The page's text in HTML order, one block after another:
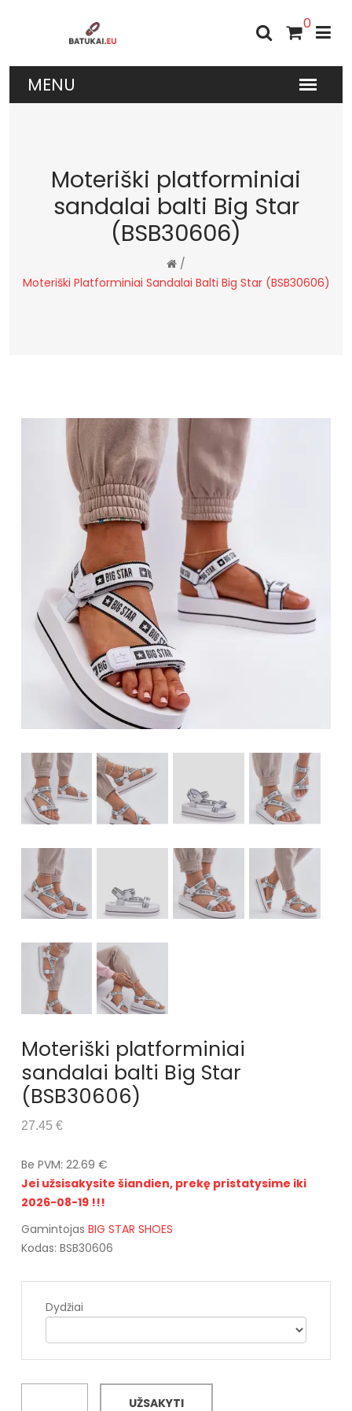
0
Moteriški platforminiai
sandalai balti Big Star
(BSB30606)
/
Moteriški Platforminiai Sandalai Balti Big Star (BSB30606)
Moteriški platforminiai
sandalai balti Big Star
(BSB30606)
27.45 €
Be PVM: 22.69 €
Jei užsisakysite šiandien, prekę pristatysime iki
2026-08-19 !!!
Gamintojas BIG STAR SHOES
Kodas: BSB30606
Dydžiai
UŽSAKYTI